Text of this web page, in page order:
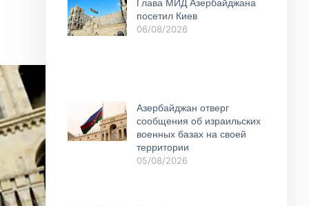
Глава МИД Азербайджана
посетил Киев
06/08/2026
Азербайджан отверг
сообщения об израильских
военных базах на своей
территории
05/08/2026